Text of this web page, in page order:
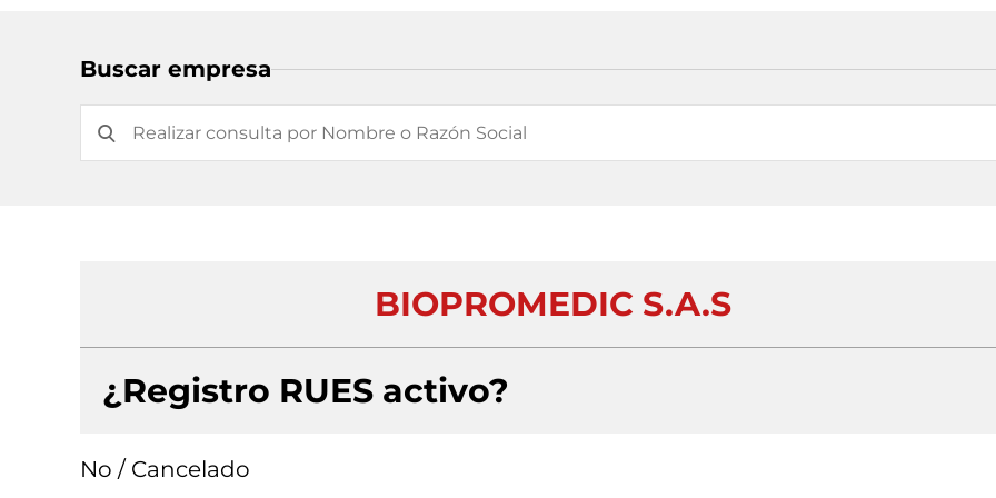
Buscar empresa
BIOPROMEDIC S.A.S
¿Registro RUES activo?
No / Cancelado